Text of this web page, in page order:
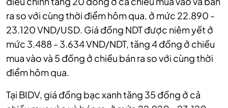
ra so với cùng thời điểm hôm qua, ở mức 22.890 -
23.120 VND/USD. Giá đồng NDT được niêm yết ở
mức 3.488 - 3.634 VND/NDT, tăng 4 đồng ở chiều
mua vào và 5 đồng ở chiều bán ra so với cùng thời
điểm hôm qua.
Tại BIDV, giá đồng bạc xanh tăng 35 đồng ở cả